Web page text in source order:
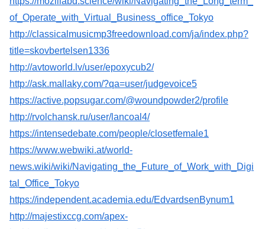
of_Operate_with_Virtual_Business_office_Tokyo
http://classicalmusicmp3freedownload.com/ja/index.php?
title=skovbertelsen1336
http://avtoworld.lv/user/epoxycub2/
http://ask.mallaky.com/?qa=user/judgevoice5
https://active.popsugar.com/@woundpowder2/profile
http://rvolchansk.ru/user/lancoal4/
https://intensedebate.com/people/closetfemale1
https://www.webwiki.at/world-
news.wiki/wiki/Navigating_the_Future_of_Work_with_Digi
tal_Office_Tokyo
https://independent.academia.edu/EdvardsenBynum1
http://majestixccg.com/apex-